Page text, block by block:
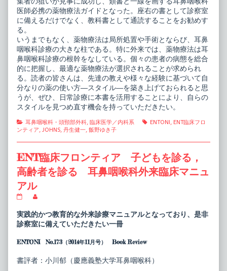
医師必携の薬物療法ガイドとなった。座右の書として診察室
に備えるだけでなく、教科書として通読することをお勧めす
る。
いうまでもなく、薬物療法は局所処置や手術とならび、耳鼻
咽喉科診療の大きな柱である。特に外来では、薬物療法は耳
鼻咽喉科診療の根幹をなしている。個々の患者の病態を総合
的に把握し、最適な薬物療法が選択されることが求められ
る。読者の皆さんは、先達の教えや様々な経験に基づいて自
分なりの薬の使い方―スタイル―を築き上げておられると思
うが、ぜひ、日常診療に本書を活用することにより、自らの
スタイルを見つめ直す機会を持っていただきたい。
Categories
耳鼻咽喉科・頭頸部外科, 臨床医学／内科系 Tags
ENTONI , ENT臨床フロ
ンティア, JOHNS, 丹生健一, 飯野ゆき子
ENT臨床フロンティア 子どもを診る，
高齢者を診る 耳鼻咽喉科外来臨床マニュ
アル
ENT
床
フ
ロ
テ
ア
子
posts
by
the
of
床
実践的かつ教育的な外来診療マニュアルとなっており、是非
診察室に備えていただきたい一冊
ENTONI No.173（2014年11月号） Book Review
書評者：小川郁（慶應義塾大学耳鼻咽喉科）